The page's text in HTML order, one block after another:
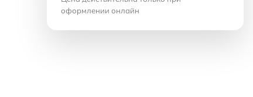
оформлении онлайн